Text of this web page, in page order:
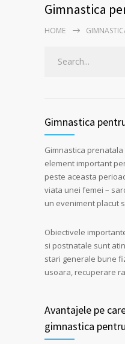
Gimnastica
HOME
Gimnastica
Gimnastica
element important
peste aceasta
viata unei femei –
un eveniment placut
Obiectivele
si postnatale sunt
stari generale bune
usoara, recuperare
Avantajele pe
gimnastica